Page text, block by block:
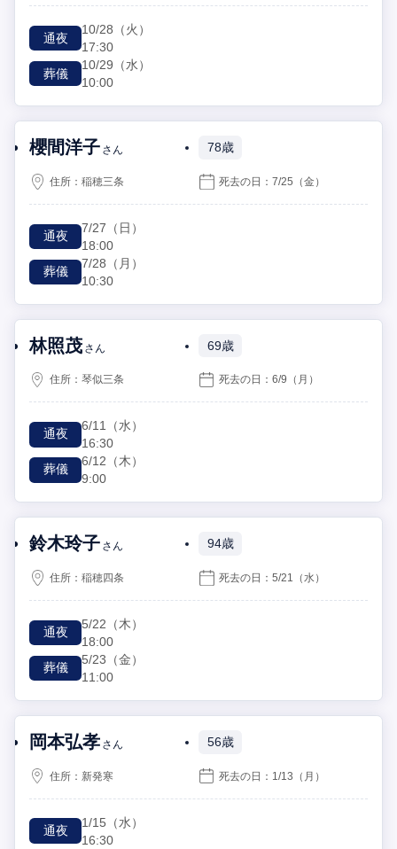
通夜
10/28 （火）
17:30
葬儀
10/29 （水）
10:00
櫻間洋子 さん 78歳
住所：稲穂三条 死去の日：7/25 （金）
通夜
7/27 （日）
18:00
葬儀
7/28 （月）
10:30
林照茂 さん 69歳
住所：琴似三条 死去の日：6/9 （月）
通夜
6/11 （水）
16:30
葬儀
6/12 （木）
9:00
鈴木玲子 さん 94歳
住所：稲穂四条 死去の日：5/21 （水）
通夜
5/22 （木）
18:00
葬儀
5/23 （金）
11:00
岡本弘孝 さん 56歳
住所： 新発寒 死去の日： 1/13 （月）
通夜
1/15 （水）
16:30